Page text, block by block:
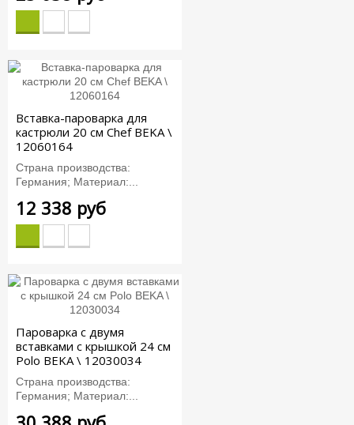
Вставка-пароварка для
кастрюли 20 см Chef BEKA \
12060164
Страна производства:
Германия; Материал:...
12 338 руб
Пароварка с двумя
вставками с крышкой 24 см
Polo BEKA \ 12030034
Страна производства:
Германия; Материал:...